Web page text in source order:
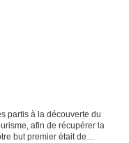
partis à la découverte du
afin de récupérer la
but premier était de